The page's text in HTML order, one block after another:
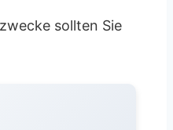
sollten Sie